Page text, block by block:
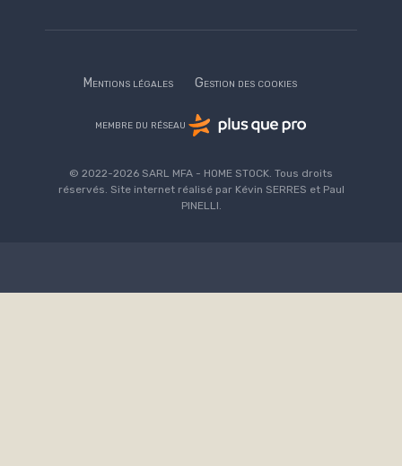
Mentions légales Gestion des cookies
membre du réseau
© 2022-2026 SARL MFA - HOME STOCK. Tous droits
réservés. Site internet réalisé par Kévin SERRES et Paul
PINELLI.